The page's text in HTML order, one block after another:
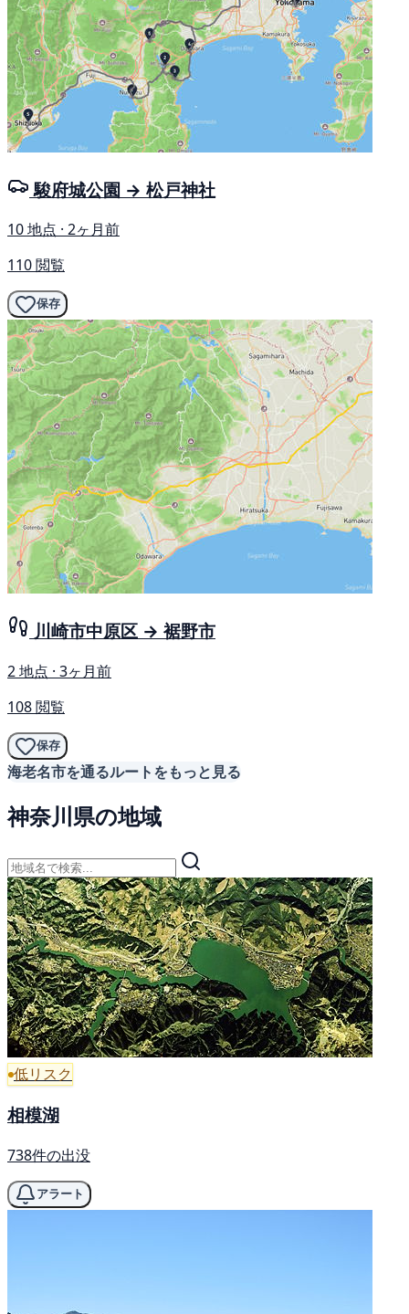
駿府城公園 → 松戸神社
10 地点 · 2ヶ月前
110 閲覧
保存
川崎市中原区 → 裾野市
2 地点 · 3ヶ月前
108 閲覧
保存
海老名市を通るルートをもっと見る
神奈川県の地域
低リスク
相模湖
738件の出没
アラート